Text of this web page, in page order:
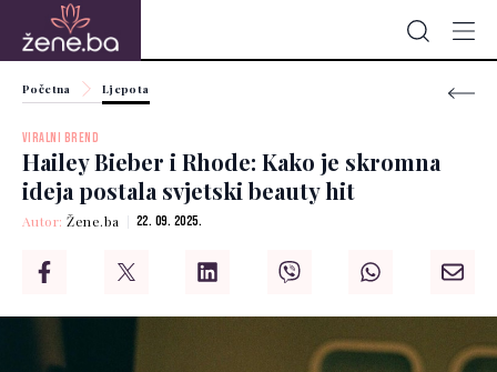
Početna Ljepota
VIRALNI BREND
Hailey Bieber i Rhode: Kako je skromna
ideja postala svjetski beauty hit
Autor:Žene.ba 22. 09. 2025.